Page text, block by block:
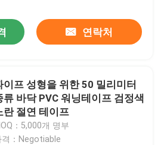
연락처
이프 성형을 위한 50 밀리미터
류 바닥 PVC 워닝테이프 검정색
란 절연 테이프
：5,000개 명부
격：Negotiable